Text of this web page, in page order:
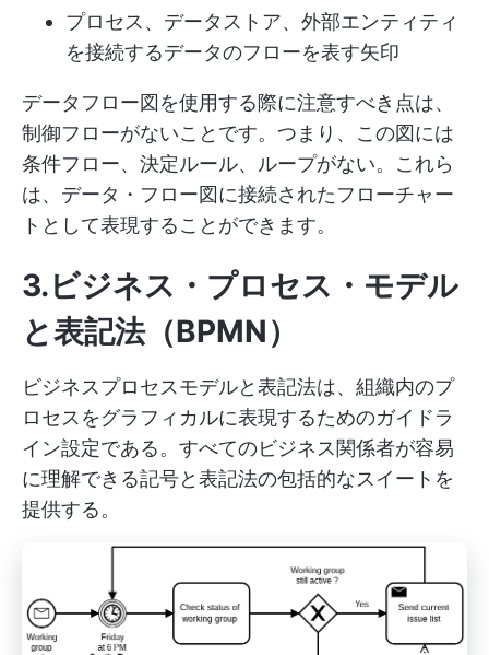
プロセス、データストア、外部エンティティ
を接続するデータのフローを表す矢印
データフロー図を使用する際に注意すべき点は、
制御フローがないことです。つまり、この図には
条件フロー、決定ルール、ループがない。これら
は、データ・フロー図に接続されたフローチャー
トとして表現することができます。
3.ビジネス・プロセス・モデル
と表記法（BPMN）
ビジネスプロセスモデルと表記法は、組織内のプ
ロセスをグラフィカルに表現するためのガイドラ
イン設定である。すべてのビジネス関係者が容易
に理解できる記号と表記法の包括的なスイートを
提供する。